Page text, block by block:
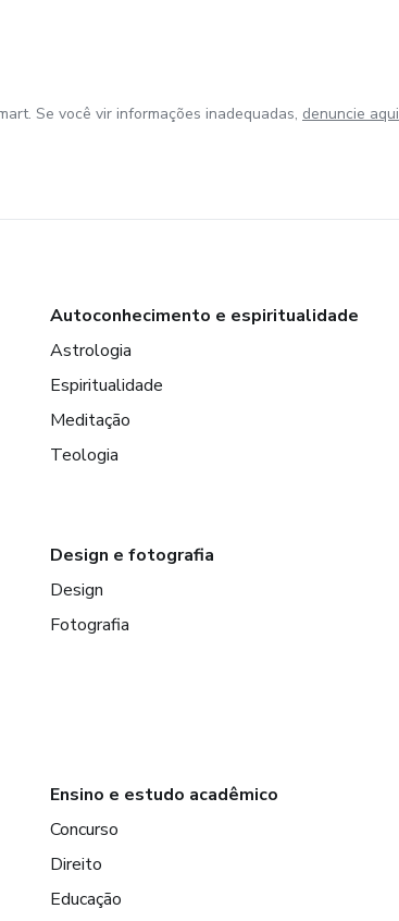
Se você vir informações inadequadas, denuncie aqui
Autoconhecimento e espiritualidade
Astrologia
Espiritualidade
Meditação
Teologia
Design e fotografia
Design
Fotografia
Ensino e estudo acadêmico
Concurso
Direito
Educação